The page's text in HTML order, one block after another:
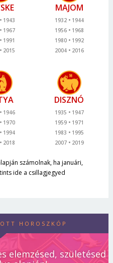
1943
1967
1991
2015
MAJOM
1932
1944
1956
1968
1980
1992
2004
2016
1946
1970
1994
2018
DISZNÓ
1935
1947
1959
1971
1983
1995
2007
2019
számolnak, ha januári,
ide a csillagjegyed
HOROSZKÓP
elemzésed, születésed